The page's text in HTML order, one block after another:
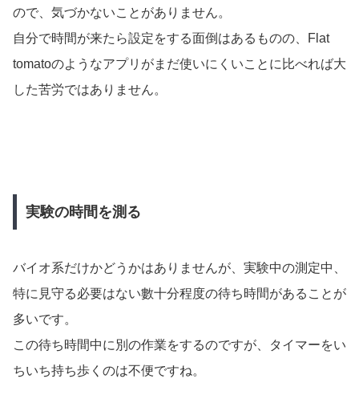
ので、気づかないことがありません。
自分で時間が来たら設定をする面倒はあるものの、Flat
tomatoのようなアプリがまだ使いにくいことに比べれば大
した苦労ではありません。
実験の時間を測る
バイオ系だけかどうかはありませんが、実験中の測定中、
特に見守る必要はない數十分程度の待ち時間があることが
多いです。
この待ち時間中に別の作業をするのですが、タイマーをい
ちいち持ち歩くのは不便ですね。